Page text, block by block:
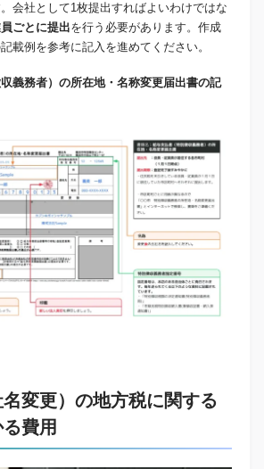
会社として1枚提出すればよいわけではな
ごとに提出を行う必要があります。作成
載例を参考に記入を進めてください。
義務者）の所在地・名称変更届出書の記
変更）の地方税に関する
費用